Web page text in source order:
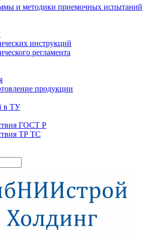
и методики приемочных испытаний
инструкций
регламента
продукции
в ТУ
ГОСТ Р
ТР ТС